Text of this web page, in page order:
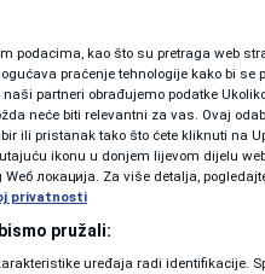
podacima, kao što su pretraga web
praćenje tehnologije kako bi se
partneri obrađujemo podatke
neće biti relevantni za vas. Ovaj
ili pristanak tako što ćete kliknuti na
ikonu u donjem lijevom dijelu
локација. Za više detalja,
privatnosti
pružali:
uređaja radi identifikacije.